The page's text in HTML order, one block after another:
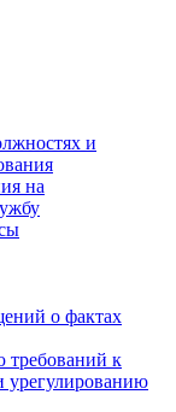
и
на
о фактах
требований к
урегулированию